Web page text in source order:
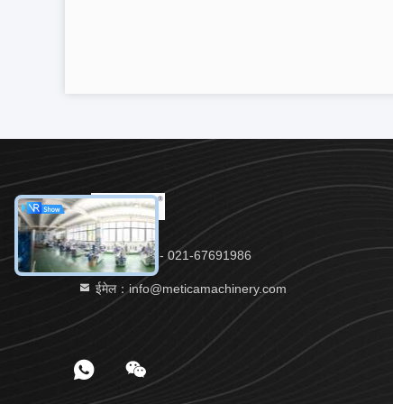
टेलीफोन：86- 021-67691986
ईमेल：info@meticamachinery.com